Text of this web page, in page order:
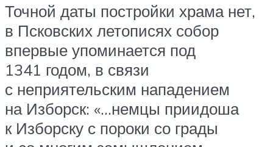
Точной даты постройки храма нет,
в Псковских летописях собор
впервые упоминается под
1341 годом, в связи
с неприятельским нападением
на Изборск: «…немцы приидоша
к Изборску с пороки со грады